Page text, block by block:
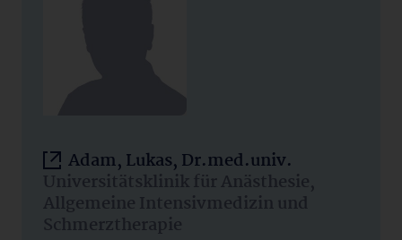
Adam, Lukas, Dr.med.univ.
Universitätsklinik für Anästhesie,
Allgemeine Intensivmedizin und
Schmerztherapie